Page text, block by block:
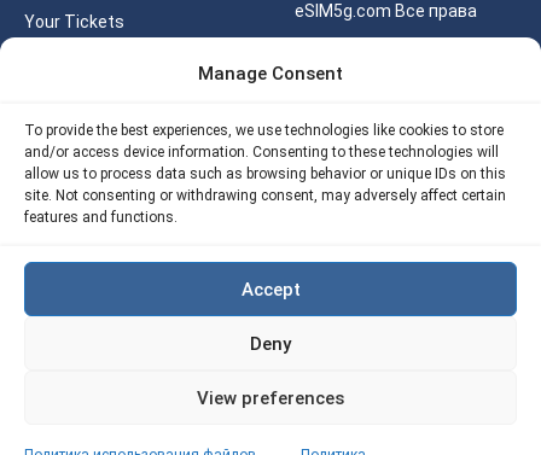
Manage Consent
To provide the best experiences, we use technologies like cookies to store
and/or access device information. Consenting to these technologies will
allow us to process data such as browsing behavior or unique IDs on this
site. Not consenting or withdrawing consent, may adversely affect certain
features and functions.
Accept
Deny
View preferences
Your Tickets
Калькулятор для eSIM
Политика возврата
eSIM5G
eSIM5g.com Все права
Политика
конфиденциальности
Site Map